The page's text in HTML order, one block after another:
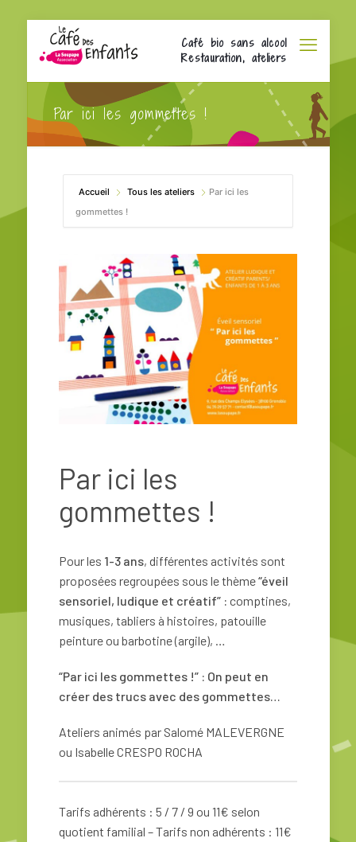
Café bio sans alcool
Restauration, ateliers
Par ici les gommettes !
Accueil Tous les ateliers
Par ici les
gommettes !
Par ici les
gommettes !
Pour les 1-3 ans, différentes activités sont
proposées regroupées sous le thème“éveil
sensoriel, ludique et créatif” : comptines,
musiques, tabliers à histoires, patouille
peinture ou barbotine (argile), …
“Par ici les gommettes !” : On peut en
créer des trucs avec des gommettes…
Ateliers animés par Salomé MALEVERGNE
ou Isabelle CRESPO ROCHA
Tarifs adhérents : 5 / 7 / 9 ou 11€ selon
quotient familial – Tarifs non adhérents : 11€